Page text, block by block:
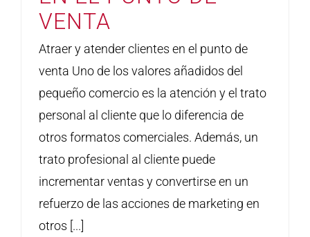
VENTA
Atraer y atender clientes en el punto de
venta Uno de los valores añadidos del
pequeño comercio es la atención y el trato
personal al cliente que lo diferencia de
otros formatos comerciales. Además, un
trato profesional al cliente puede
incrementar ventas y convertirse en un
refuerzo de las acciones de marketing en
otros [...]